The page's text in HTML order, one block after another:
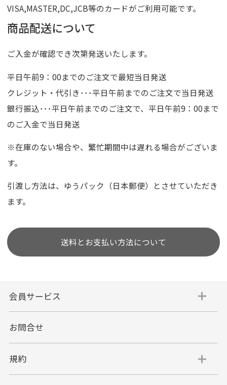
VISA,MASTER,DC,JCB等のカードがご利用可能です。
商品配送について
ご入金が確認でき次第発送いたします。
平日午前9：00までのご注文で最短当日発送
クレジット・代引き･･･平日午前までのご注文で当日発送
銀行振込･･･平日午前までのご注文で、平日午前9：00まで
のご入金で当日発送
※在庫のない場合や、繁忙期間中は遅れる場合がございま
す。
引渡し方法は、ゆうパック（日本郵便）とさせていただき
ます。
送料とお支払い方法について
会員サービス
お問合せ
規約